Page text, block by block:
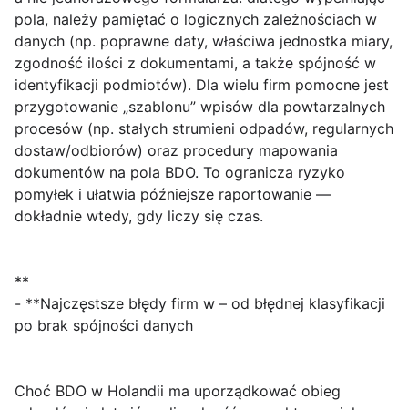
pola, należy pamiętać o logicznych zależnościach w
danych (np. poprawne daty, właściwa jednostka miary,
zgodność ilości z dokumentami, a także spójność w
identyfikacji podmiotów). Dla wielu firm pomocne jest
przygotowanie „szablonu” wpisów dla powtarzalnych
procesów (np. stałych strumieni odpadów, regularnych
dostaw/odbiorów) oraz procedury mapowania
dokumentów na pola BDO. To ogranicza ryzyko
pomyłek i ułatwia późniejsze raportowanie —
dokładnie wtedy, gdy liczy się czas.
**
- **Najczęstsze błędy firm w – od błędnej klasyfikacji
po brak spójności danych
Choć BDO w Holandii ma uporządkować obieg